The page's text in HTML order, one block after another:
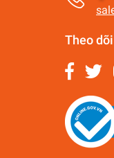
Theo